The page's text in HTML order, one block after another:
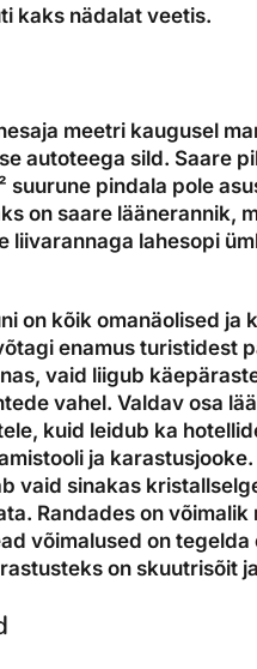
kaks nädalat veetis.
meetri kaugusel
autoteega sild. Saare
suurune pindala pole
on saare läänerannik,
liivarannaga lahesopi
on kõik omanäolised ja
enamus turistidest
vaid liigub
vahel. Valdav osa
kuid leidub ka
ja
vaid sinakas
Randades on võimalik
võimalused on
on skuutrisõit